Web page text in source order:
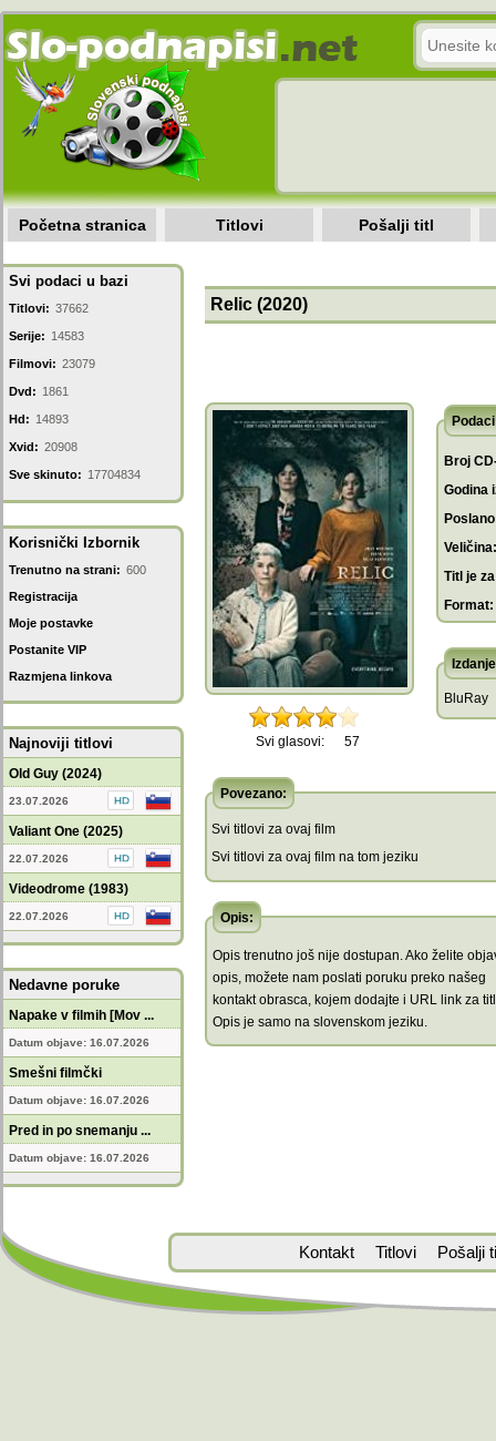
Početna stranica Titlovi Pošalji titl
Svi podaci u bazi
Titlovi: 37662
Serije: 14583
Filmovi: 23079
Dvd: 1861
Hd: 14893
Xvid: 20908
Sve skinuto: 17704834
Korisnički Izbornik
Trenutno na strani: 600
Registracija
Moje postavke
Postanite VIP
Razmjena linkova
Najnoviji titlovi
Old Guy (2024)
23.07.2026
Valiant One (2025)
22.07.2026
Videodrome (1983)
22.07.2026
Nedavne poruke
Napake v filmih [Mov ...
Datum objave: 16.07.2026
Smešni filmčki
Datum objave: 16.07.2026
Pred in po snemanju ...
Datum objave: 16.07.2026
Relic (2020)
Svi glasovi: 57
Broj
Godina
Veličina:
Titl je
Format:
BluRay
Povezano:
Svi titlovi za ovaj film
Svi titlovi za ovaj film na tom jeziku
Opis:
Opis trenutno još nije dostupan. Ako želite
opis, možete nam poslati poruku preko našeg
kontakt obrasca, kojem dodajte i URL link za
Opis je samo na slovenskom jeziku.
Kontakt Titlovi Pošalji